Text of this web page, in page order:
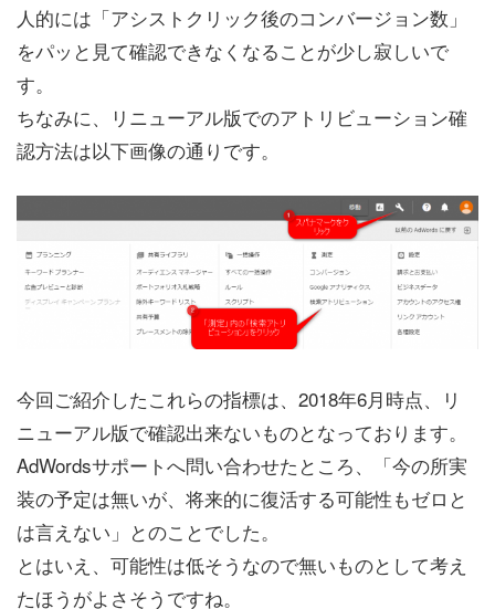
人的には「アシストクリック後のコンバージョン数」
をパッと見て確認できなくなることが少し寂しいで
す。
ちなみに、リニューアル版でのアトリビューション確
認方法は以下画像の通りです。
今回ご紹介したこれらの指標は、2018年6月時点、リ
ニューアル版で確認出来ないものとなっております。
AdWordsサポートへ問い合わせたところ、「今の所実
装の予定は無いが、将来的に復活する可能性もゼロと
は言えない」とのことでした。
とはいえ、可能性は低そうなので無いものとして考え
たほうがよさそうですね。